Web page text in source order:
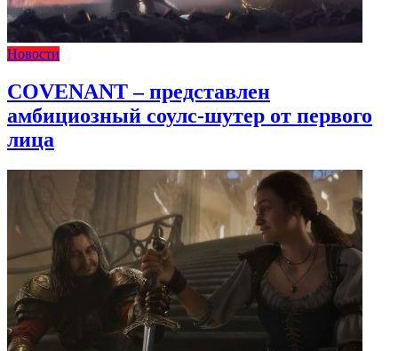
Новости
COVENANT – представлен
амбициозный соулс-шутер от первого
лица